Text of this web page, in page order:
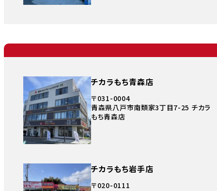
チカラもち青森店
〒031-0004
青森県八戸市南類家3丁目7-25 チカラ
もち青森店
チカラもち岩手店
〒020-0111